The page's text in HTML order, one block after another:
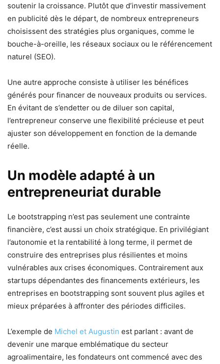
soutenir la croissance. Plutôt que d’investir massivement
en publicité dès le départ, de nombreux entrepreneurs
choisissent des stratégies plus organiques, comme le
bouche-à-oreille, les réseaux sociaux ou le référencement
naturel (SEO).
Une autre approche consiste à utiliser les bénéfices
générés pour financer de nouveaux produits ou services.
En évitant de s’endetter ou de diluer son capital,
l’entrepreneur conserve une flexibilité précieuse et peut
ajuster son développement en fonction de la demande
réelle.
Un modèle adapté à un
entrepreneuriat durable
Le bootstrapping n’est pas seulement une contrainte
financière, c’est aussi un choix stratégique. En privilégiant
l’autonomie et la rentabilité à long terme, il permet de
construire des entreprises plus résilientes et moins
vulnérables aux crises économiques. Contrairement aux
startups dépendantes des financements extérieurs, les
entreprises en bootstrapping sont souvent plus agiles et
mieux préparées à affronter des périodes difficiles.
L’exemple de Michel et Augustin est parlant : avant de
devenir une marque emblématique du secteur
agroalimentaire, les fondateurs ont commencé avec des